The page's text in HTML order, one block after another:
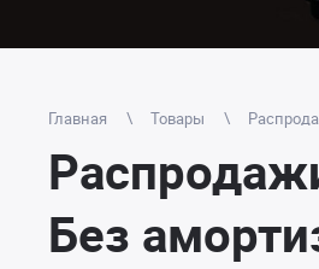
Главная Товары
Без